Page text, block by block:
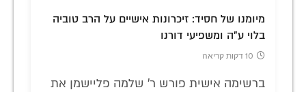
מיומנו של חסיד: זיכרונות אישיים על הרב טוביה
בלוי ע"ה ומשפיעי דורנו
10 דקות קריאה
ברשימה אישית פורש ר' שלמה פליישמן את